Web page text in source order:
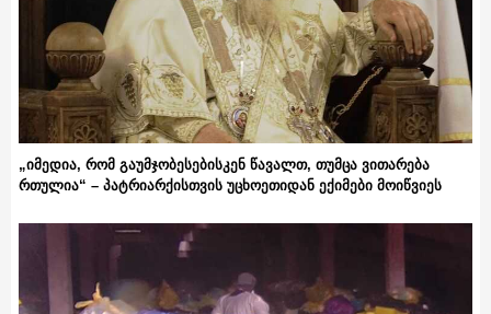
„იმედია, რომ გაუმჯობესებისკენ წავალთ, თუმცა ვითარება
რთულია“ – პატრიარქისთვის უცხოეთიდან ექიმები მოიწვიეს